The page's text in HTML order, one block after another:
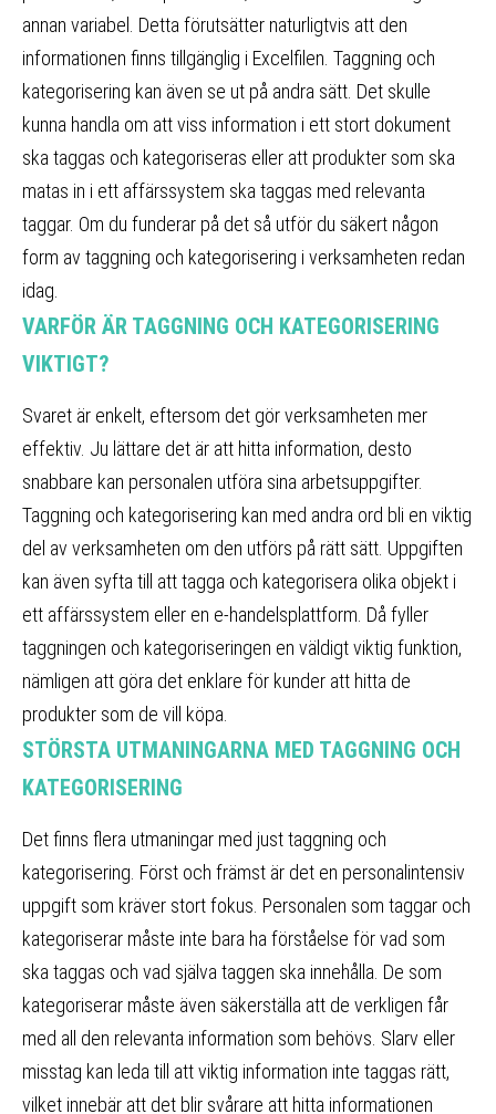
annan variabel. Detta förutsätter naturligtvis att den
informationen finns tillgänglig i Excelfilen. Taggning och
kategorisering kan även se ut på andra sätt. Det skulle
kunna handla om att viss information i ett stort dokument
ska taggas och kategoriseras eller att produkter som ska
matas in i ett affärssystem ska taggas med relevanta
taggar. Om du funderar på det så utför du säkert någon
form av taggning och kategorisering i verksamheten redan
idag.
VARFÖR ÄR TAGGNING OCH KATEGORISERING
VIKTIGT?
Svaret är enkelt, eftersom det gör verksamheten mer
effektiv. Ju lättare det är att hitta information, desto
snabbare kan personalen utföra sina arbetsuppgifter.
Taggning och kategorisering kan med andra ord bli en viktig
del av verksamheten om den utförs på rätt sätt. Uppgiften
kan även syfta till att tagga och kategorisera olika objekt i
ett affärssystem eller en e-handelsplattform. Då fyller
taggningen och kategoriseringen en väldigt viktig funktion,
nämligen att göra det enklare för kunder att hitta de
produkter som de vill köpa.
STÖRSTA UTMANINGARNA MED TAGGNING OCH
KATEGORISERING
Det finns flera utmaningar med just taggning och
kategorisering. Först och främst är det en personalintensiv
uppgift som kräver stort fokus. Personalen som taggar och
kategoriserar måste inte bara ha förståelse för vad som
ska taggas och vad själva taggen ska innehålla. De som
kategoriserar måste även säkerställa att de verkligen får
med all den relevanta information som behövs. Slarv eller
misstag kan leda till att viktig information inte taggas rätt,
vilket innebär att det blir svårare att hitta informationen